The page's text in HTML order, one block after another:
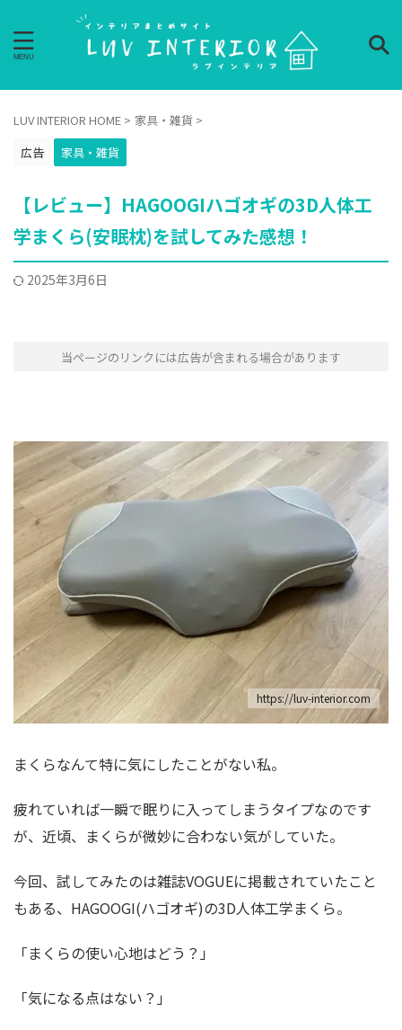
LUV INTERIOR HOME > 家具・雑貨 >
広告
家具・雑貨
【レビュー】HAGOOGIハゴオギの3D人体工
学まくら(安眠枕)を試してみた感想！
2025年3月6日
当ページのリンクには広告が含まれる場合があります
https://luv-interior.com
まくらなんて特に気にしたことがない私。
疲れていれば一瞬で眠りに入ってしまうタイプなのです
が、近頃、まくらが微妙に合わない気がしていた。
今回、試してみたのは雑誌VOGUEに掲載されていたこと
もある、HAGOOGI(ハゴオギ)の3D人体工学まくら。
「まくらの使い心地はどう？」
「気になる点はない？」